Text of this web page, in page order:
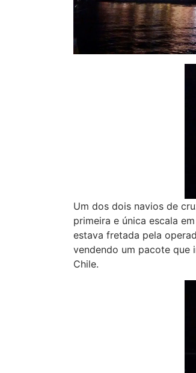
Um dos dois navios de
primeira e única escala
estava fretada pela
vendendo um pacote que
Chile.